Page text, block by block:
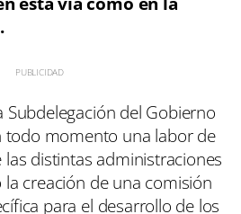
Subdelegación del Gobierno
todo momento una labor de
distintas administraciones
creación de una comisión
para el desarrollo de los